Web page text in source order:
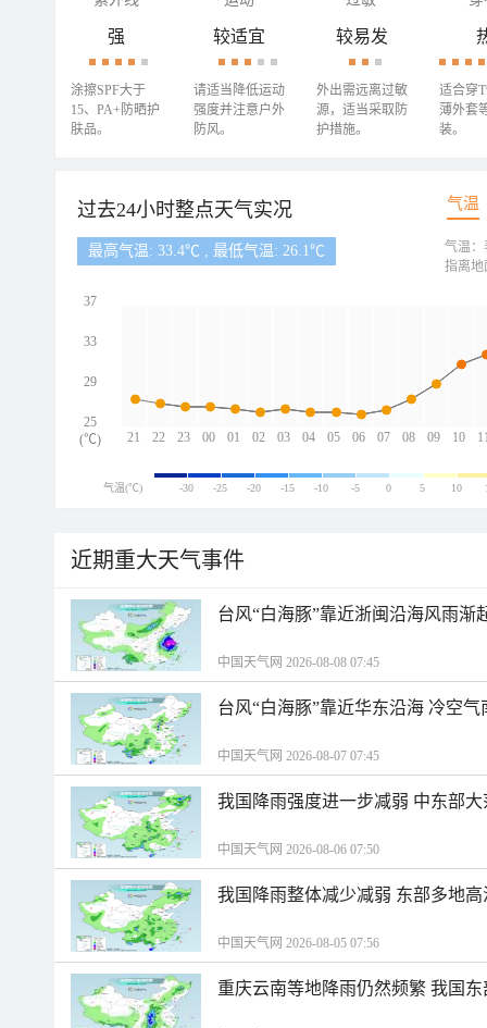
强
涂擦SPF大于
15、PA+防晒护
肤品。
较适宜
请适当降低运动
强度并注意户外
防风。
较易发
外出需远离过敏
源，适当采取防
护措施。
适合穿
薄外套
装。
过去24小时整点天气实况 气温
最高气温: 33.4℃ , 最低气温: 26.1℃
21 22 23 00 01 02 03 04 05 06 07 08 09 10
37
33
29
25
(℃)
气温：
指离地
气温(℃) -30 -25 -20 -15 -10 -5 0 5 10
近期重大天气事件
台风“白海豚”靠近浙闽沿海风雨渐
中国天气网 2026-08-08 07:45
台风“白海豚”靠近华东沿海 冷空
中国天气网 2026-08-07 07:45
我国降雨强度进一步减弱 中东部
中国天气网 2026-08-06 07:50
我国降雨整体减少减弱 东部多地
中国天气网 2026-08-05 07:56
重庆云南等地降雨仍然频繁 我国